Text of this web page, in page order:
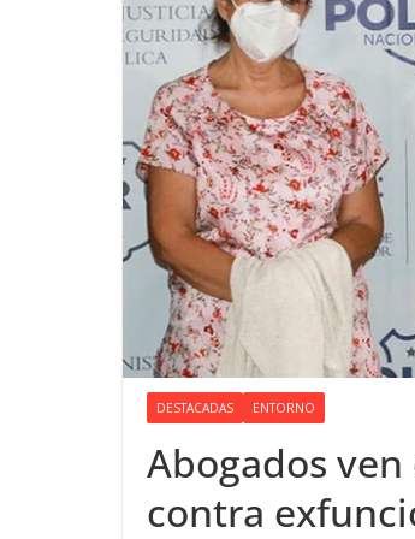
DESTACADAS ENTORNO
Abogados
contra